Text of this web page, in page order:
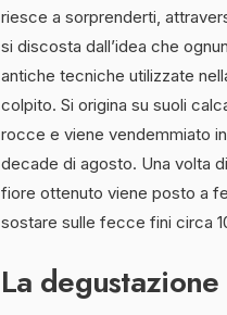
riesce a sorprenderti,
si discosta dall’idea che
antiche tecniche utilizzate
colpito. Si origina su suoli
rocce e viene vendemmiato
decade di agosto. Una volta
fiore ottenuto viene posto a
sostare sulle fecce fini circa
La degustazione